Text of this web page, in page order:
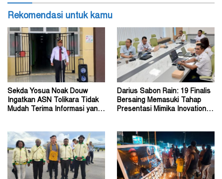
Rekomendasi untuk kamu
Sekda Yosua Noak Douw
Ingatkan ASN Tolikara Tidak
Mudah Terima Informasi yang
Darius Sabon Rain: 19 Finalis
Bersaing Memasuki Tahap
Presentasi Mimika Inovation